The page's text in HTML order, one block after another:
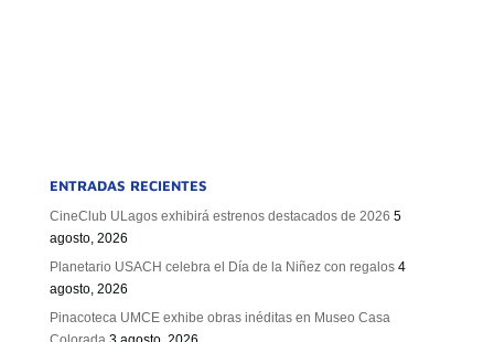
ENTRADAS RECIENTES
CineClub ULagos exhibirá estrenos destacados de 2026 5
agosto, 2026
Planetario USACH celebra el Día de la Niñez con regalos 4
agosto, 2026
Pinacoteca UMCE exhibe obras inéditas en Museo Casa